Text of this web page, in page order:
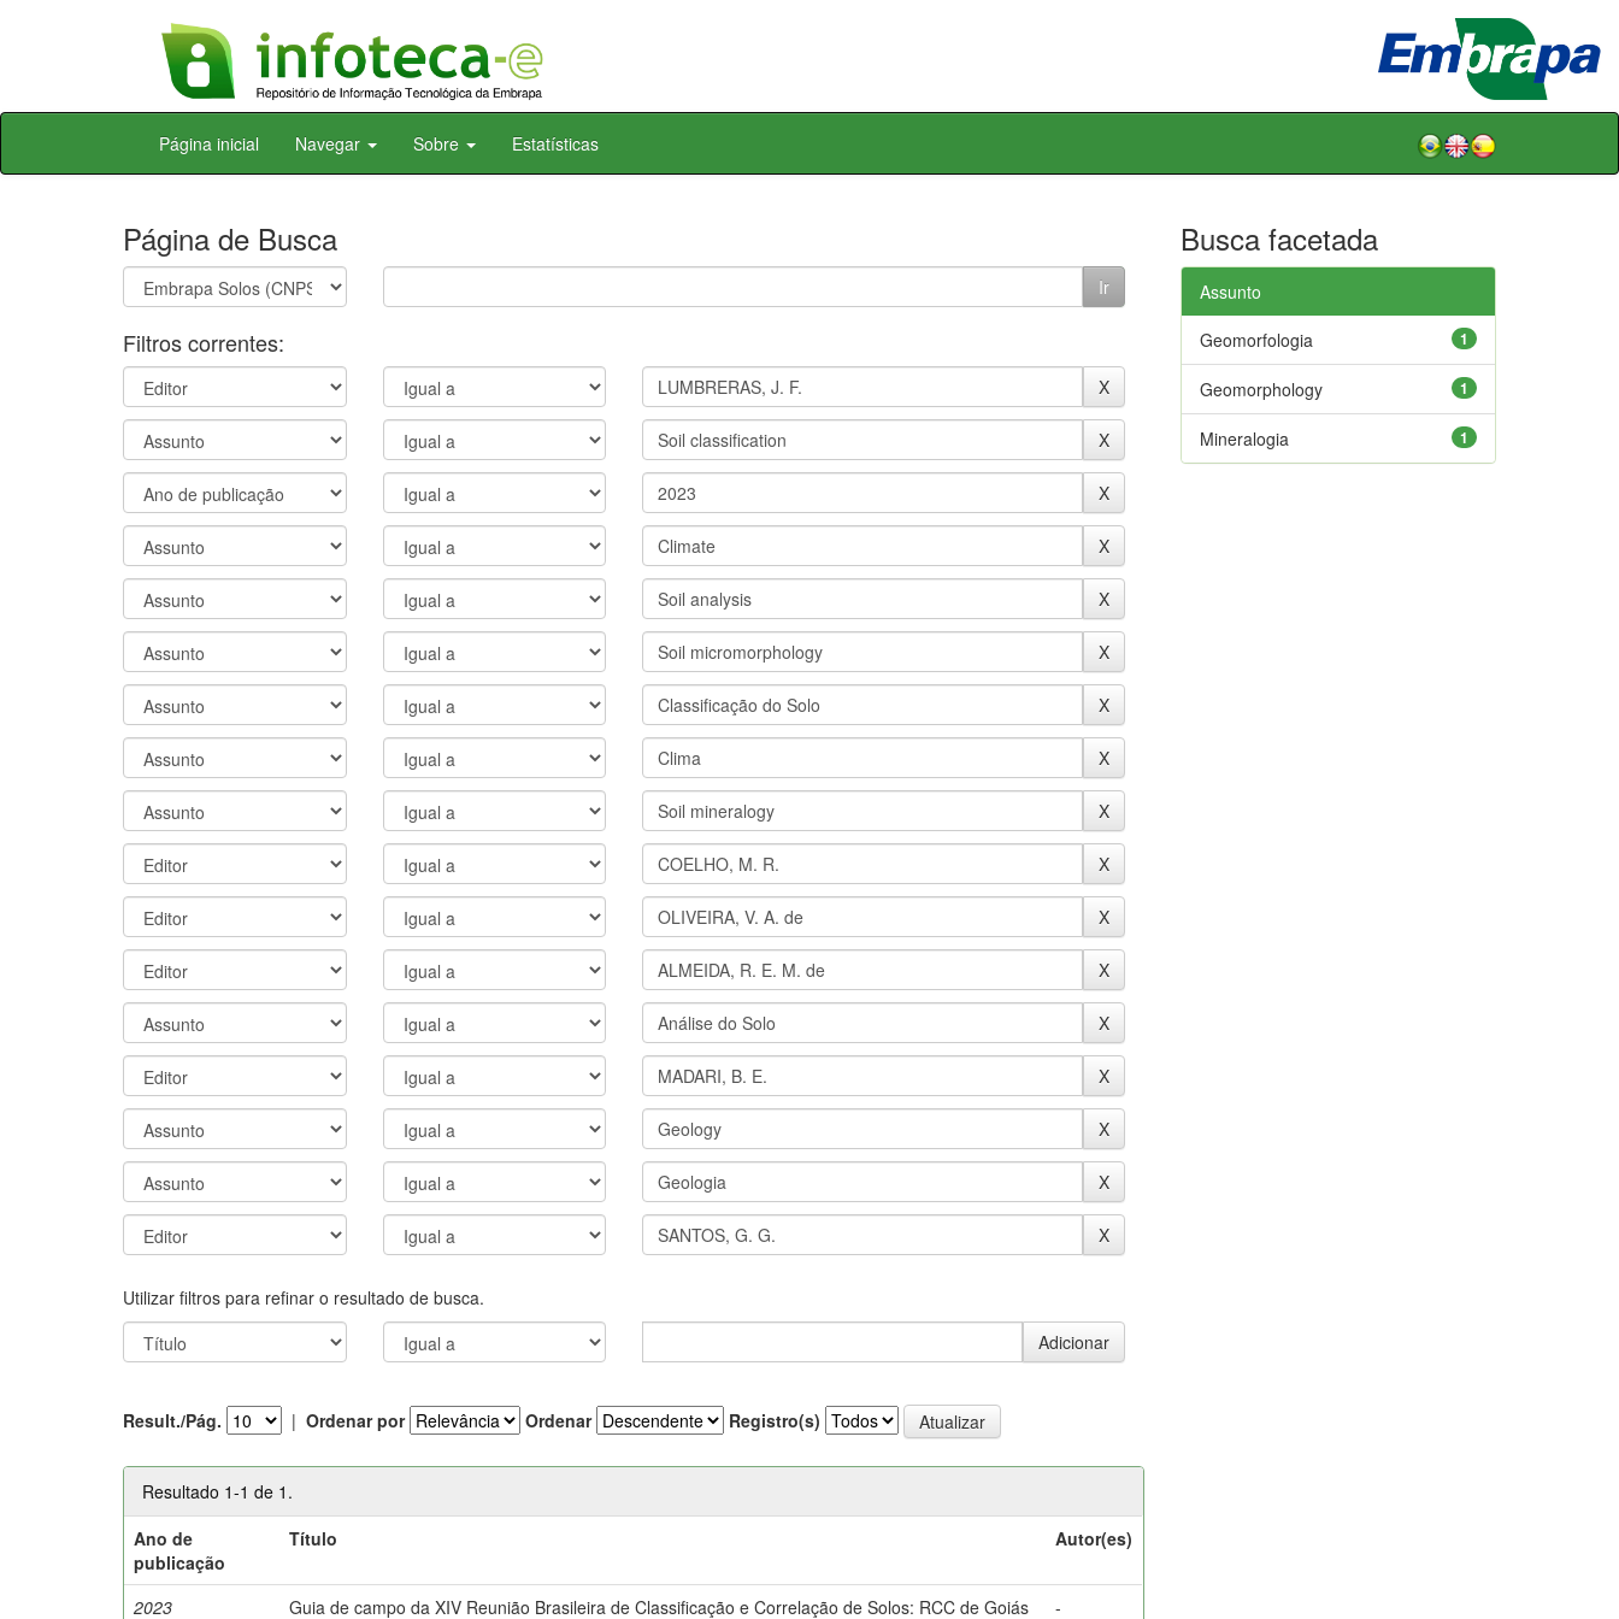
Skip
Página inicial Navegar Sobre Estatísticas
Página de Busca
Filtros correntes:
Utilizar filtros para refinar o resultado de busca.
Result./Pág. | Ordenar por Ordenar Registro(s)
Resultado 1-1 de 1.
Ano de
publicação
Título Autor(es)
2023
Guia de campo da XIV Reunião Brasileira de Classificação e Correlação de Solos: RCC de Goiás
-
Busca facetada
Assunto
1
Geomorfologia
1
Geomorphology
1
Mineralogia